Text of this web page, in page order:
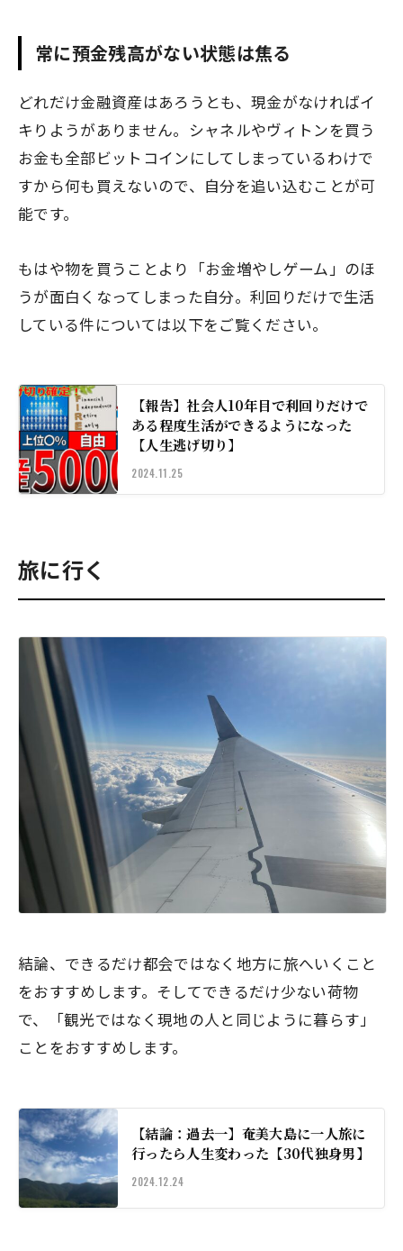
常に預金残高がない状態は焦る
どれだけ金融資産はあろうとも、現金がなければイ
キりようがありません。シャネルやヴィトンを買う
お金も全部ビットコインにしてしまっているわけで
すから何も買えないので、自分を追い込むことが可
能です。
もはや物を買うことより「お金増やしゲーム」のほ
うが面白くなってしまった自分。利回りだけで生活
している件については以下をご覧ください。
【報告】社会人10年目で利回りだけで
ある程度生活ができるようになった
【人生逃げ切り】
2024.11.25
旅に行く
結論、できるだけ都会ではなく地方に旅へいくこと
をおすすめします。そしてできるだけ少ない荷物
で、「観光ではなく現地の人と同じように暮らす」
ことをおすすめします。
【結論：過去一】奄美大島に一人旅に
行ったら人生変わった【30代独身男】
2024.12.24